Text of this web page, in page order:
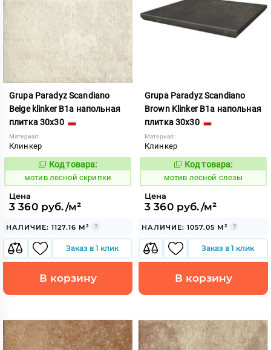
Grupa Paradyz Scandiano
Beige klinker B1a напольная
плитка 30x30
Материал:
Клинкер
1037092
Код товара:
мотив лесной скрипки
Цена
3 360 руб./м²
НАЛИЧИЕ: 1127.16 М²
Заказ в 1 клик
В корзину
Grupa Paradyz Scandiano
Brown Klinker B1a напольная
плитка 30x30
Материал:
Клинкер
1037096
Код товара:
мотив лесной слезы
Цена
3 360 руб./м²
НАЛИЧИЕ: 1057.05 М²
Заказ в 1 клик
В корзину